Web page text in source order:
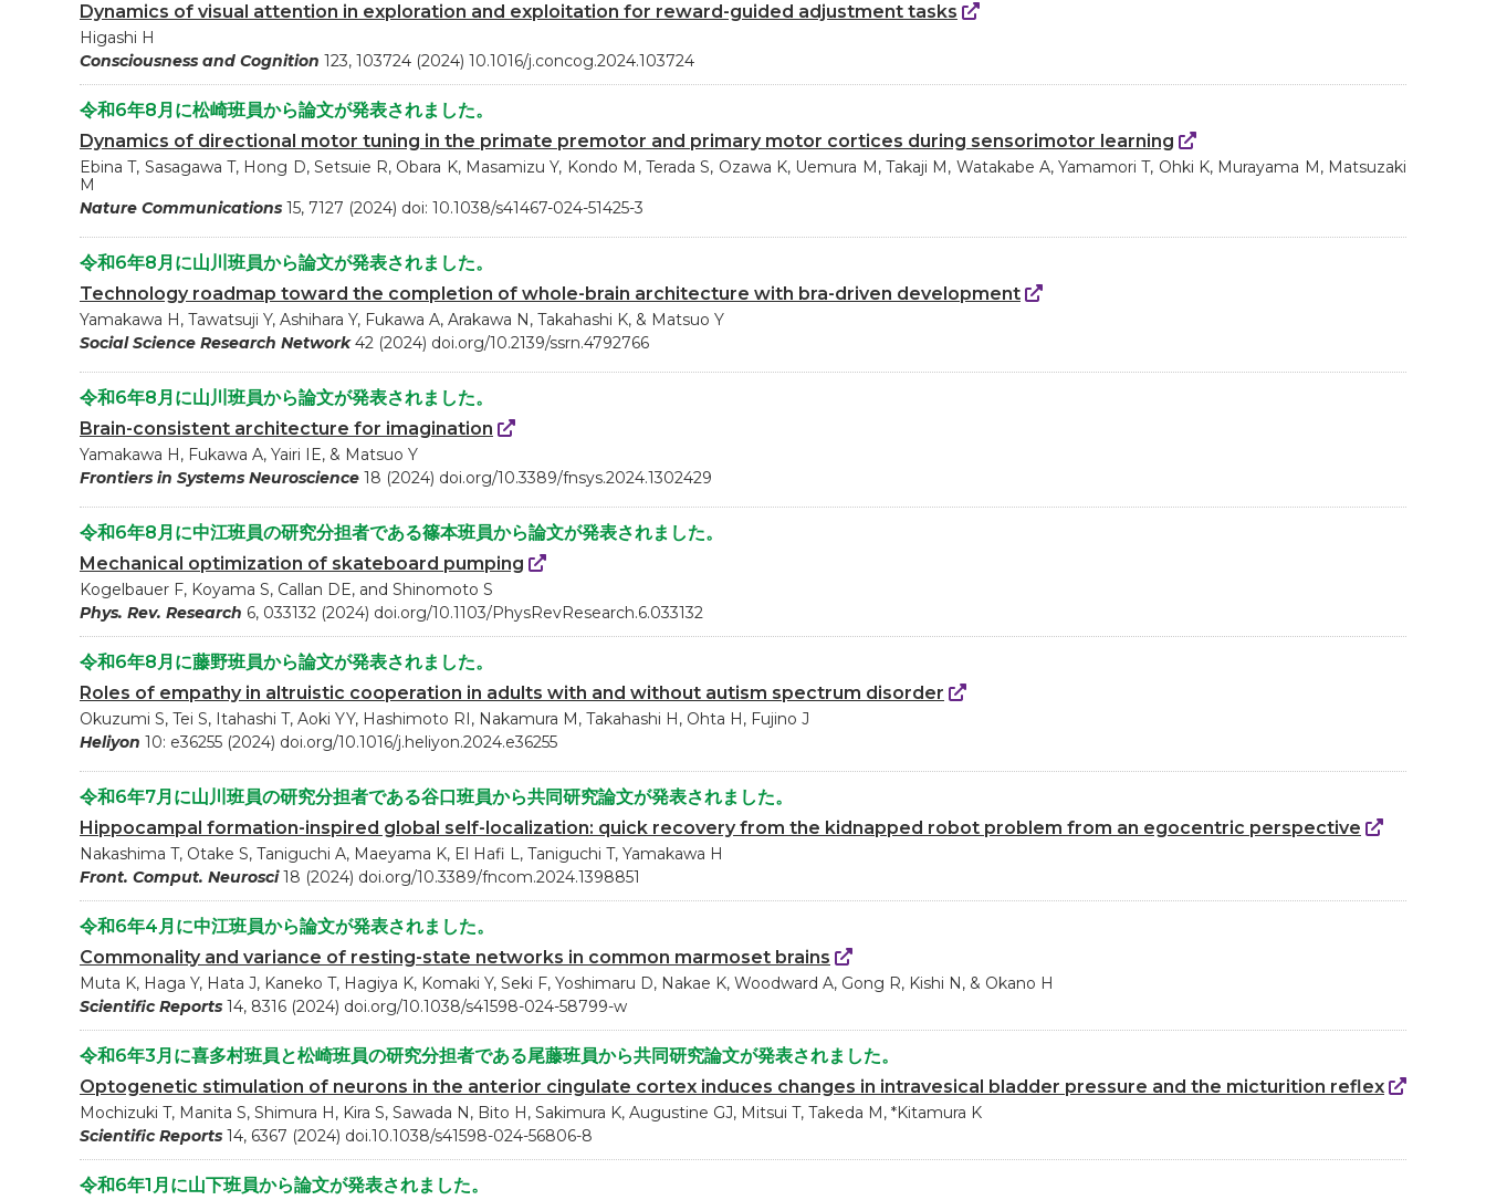
Dynamics of visual attention in exploration and exploitation for reward-guided adjustment tasks
Higashi H
Consciousness and Cognition 123, 103724 (2024) 10.1016/j.concog.2024.103724
令和6年8月に松崎班員から論文が発表されました。
Dynamics of directional motor tuning in the primate premotor and primary motor cortices during sensorimotor learning
Ebina T, Sasagawa T, Hong D, Setsuie R, Obara K, Masamizu Y, Kondo M, Terada S, Ozawa K, Uemura M, Takaji M, Watakabe A, Yamamori T, Ohki K, Murayama M, Matsuzaki
M
Nature Communications 15, 7127 (2024) doi: 10.1038/s41467-024-51425-3
令和6年8月に山川班員から論文が発表されました。
Technology roadmap toward the completion of whole-brain architecture with bra-driven development
Yamakawa H, Tawatsuji Y, Ashihara Y, Fukawa A, Arakawa N, Takahashi K, & Matsuo Y
Social Science Research Network42 (2024) doi.org/10.2139/ssrn.4792766
令和6年8月に山川班員から論文が発表されました。
Brain-consistent architecture for imagination
Yamakawa H, Fukawa A, Yairi IE, & Matsuo Y
Frontiers in Systems Neuroscience 18 (2024) doi.org/10.3389/fnsys.2024.1302429
令和6年8月に中江班員の研究分担者である篠本班員から論文が発表されました。
Mechanical optimization of skateboard pumping
Kogelbauer F, Koyama S, Callan DE, and Shinomoto S
Phys. Rev. Research 6, 033132 (2024) doi.org/10.1103/PhysRevResearch.6.033132
令和6年8月に藤野班員から論文が発表されました。
Roles of empathy in altruistic cooperation in adults with and without autism spectrum disorder
Okuzumi S, Tei S, Itahashi T, Aoki YY, Hashimoto RI, Nakamura M, Takahashi H, Ohta H, Fujino J
Heliyon 10: e36255 (2024) doi.org/10.1016/j.heliyon.2024.e36255
令和6年7月に山川班員の研究分担者である谷口班員から共同研究論文が発表されました。
Hippocampal formation-inspired global self-localization: quick recovery from the kidnapped robot problem from an egocentric perspective
Nakashima T, Otake S, Taniguchi A, Maeyama K, El Hafi L, Taniguchi T, Yamakawa H
Front. Comput. Neurosci18 (2024) doi.org/10.3389/fncom.2024.1398851
令和6年4月に中江班員から論文が発表されました。
Commonality and variance of resting-state networks in common marmoset brains
Muta K, Haga Y, Hata J, Kaneko T, Hagiya K, Komaki Y, Seki F, Yoshimaru D, Nakae K, Woodward A, Gong R, Kishi N, & Okano H
Scientific Reports 14, 8316 (2024) doi.org/10.1038/s41598-024-58799-w
令和6年3月に喜多村班員と松崎班員の研究分担者である尾藤班員から共同研究論文が発表されました。
Optogenetic stimulation of neurons in the anterior cingulate cortex induces changes in intravesical bladder pressure and the micturition reflex
Mochizuki T, Manita S, Shimura H, Kira S, Sawada N, Bito H, Sakimura K, Augustine GJ, Mitsui T, Takeda M, *Kitamura K
Scientific Reports 14, 6367 (2024) doi.10.1038/s41598-024-56806-8
令和6年1月に山下班員から論文が発表されました。